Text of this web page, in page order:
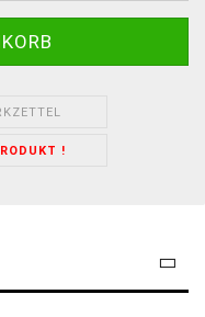
!